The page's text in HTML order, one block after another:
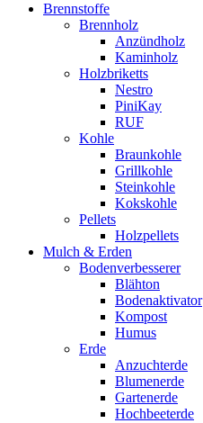
Brennstoffe
Brennholz
Anzündholz
Kaminholz
Holzbriketts
Nestro
PiniKay
RUF
Kohle
Braunkohle
Grillkohle
Steinkohle
Kokskohle
Pellets
Holzpellets
Mulch & Erden
Bodenverbesserer
Blähton
Bodenaktivator
Kompost
Humus
Erde
Anzuchterde
Blumenerde
Gartenerde
Hochbeeterde